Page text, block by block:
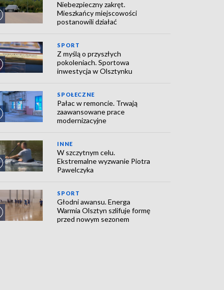
Niebezpieczny zakręt.
Mieszkańcy miejscowości
postanowili działać
SPORT
Z myślą o przyszłych
pokoleniach. Sportowa
inwestycja w Olsztynku
SPOŁECZNE
Pałac w remoncie. Trwają
zaawansowane prace
modernizacyjne
INNE
W szczytnym celu.
Ekstremalne wyzwanie Piotra
Pawelczyka
SPORT
Głodni awansu. Energa
Warmia Olsztyn szlifuje formę
przed nowym sezonem